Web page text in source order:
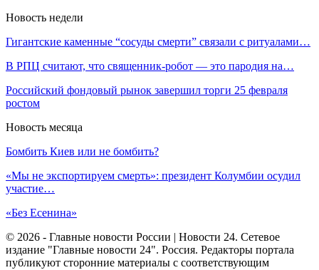
Новость недели
Гигантские каменные “сосуды смерти” связали с ритуалами…
В РПЦ считают, что священник-робот — это пародия на…
Российский фондовый рынок завершил торги 25 февраля
ростом
Новость месяца
Бомбить Киев или не бомбить?
«Мы не экспортируем смерть»: президент Колумбии осудил
участие…
«Без Есенина»
© 2026 - Главные новости России | Новости 24. Сетевое
издание "Главные новости 24". Россия. Редакторы портала
публикуют сторонние материалы с соответствующим